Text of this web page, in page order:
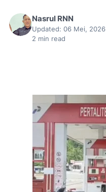
Nasrul RNN
Updated: 06 Mei, 2026
2 min read